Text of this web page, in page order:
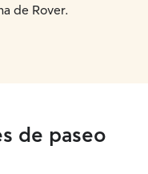
de Rover.
de paseo